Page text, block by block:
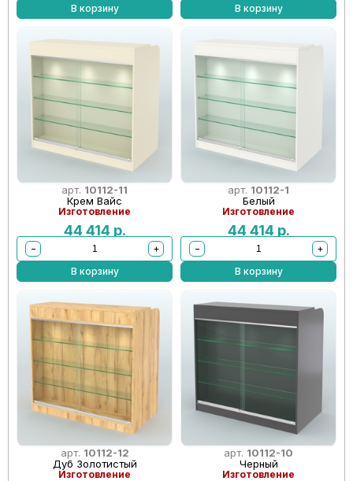
В корзину
В корзину
арт. 10112-11
Крем Вайс
Изготовление
44 414 р.
−
+
В корзину
арт. 10112-1
Белый
Изготовление
44 414 р.
−
+
В корзину
арт. 10112-12
Дуб Золотистый
Изготовление
арт. 10112-10
Черный
Изготовление